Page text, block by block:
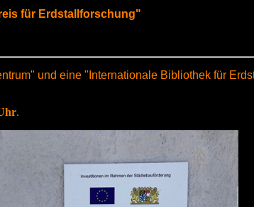
für Erdstallforschung"
und eine "Internationale Bibliothek für
.